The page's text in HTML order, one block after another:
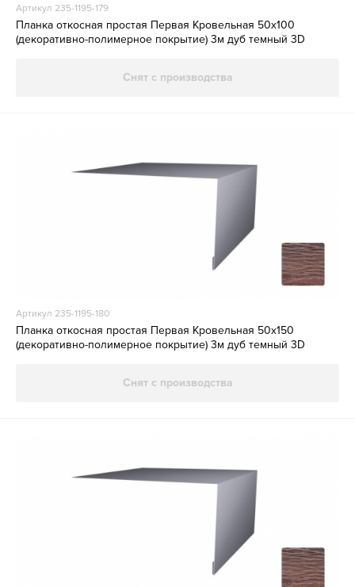
Артикул 235-1195-179
Планка откосная простая Первая Кровельная 50х100
(декоративно-полимерное покрытие) 3м дуб темный 3D
Снят с производства
Артикул 235-1195-180
Планка откосная простая Первая Кровельная 50х150
(декоративно-полимерное покрытие) 3м дуб темный 3D
Снят с производства